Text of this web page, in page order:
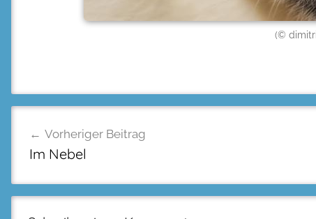
(©
Vorheriger Beitrag
Im Nebel